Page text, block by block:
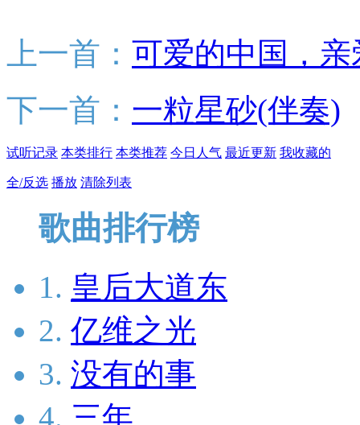
上一首： 可爱的中国，
下一首： 一粒星砂(伴奏)
试听记录 本类排行 本类推荐 今日人气 最近更新 我收藏的
全/反选 播放 清除列表
歌曲排行榜
1. 皇后大道东
2. 亿维之光
3. 没有的事
4. 三年